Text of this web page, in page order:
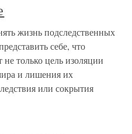
жизнь подследственных
себе, что
только цель изоляции
и лишения их
или сокрытия